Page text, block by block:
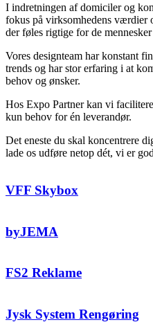
I indretningen af domiciler og
fokus på virksomhedens værdier
der føles rigtige for de
Vores designteam har konstant
trends og har stor erfaring i at
behov og ønsker.
Hos Expo Partner kan vi
kun behov for én leverandør.
Det eneste du skal koncentrere
lade os udføre netop dét, vi er
VFF Skybox
byJEMA
FS2 Reklame
Jysk System Rengøring